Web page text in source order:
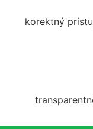
korektný